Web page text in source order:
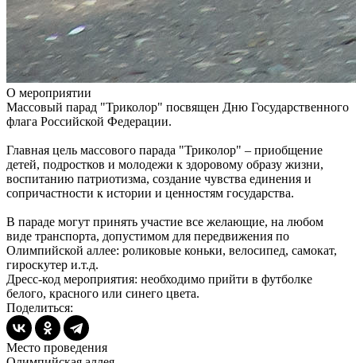
О мероприятии
Массовый парад "Триколор" посвящен Дню Государственного
флага Российской Федерации.
Главная цель массового парада "Триколор" – приобщение
детей, подростков и молодежи к здоровому образу жизни,
воспитанию патриотизма, создание чувства единения и
сопричастности к истории и ценностям государства.
В параде могут принять участие все желающие, на любом
виде транспорта, допустимом для передвижения по
Олимпийской аллее: роликовые коньки, велосипед, самокат,
гироскутер и.т.д.
Дресс-код мероприятия: необходимо прийти в футболке
белого, красного или синего цвета.
Поделиться:
Место проведения